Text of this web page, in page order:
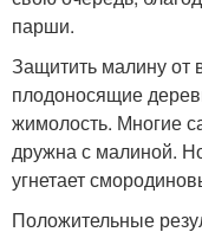
парши.
Защитить малину от
плодоносящие
жимолость. Многие
дружна с малиной.
угнетает
Положительные